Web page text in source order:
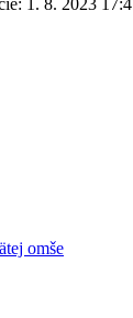
1. 8. 2023 17:41
omše